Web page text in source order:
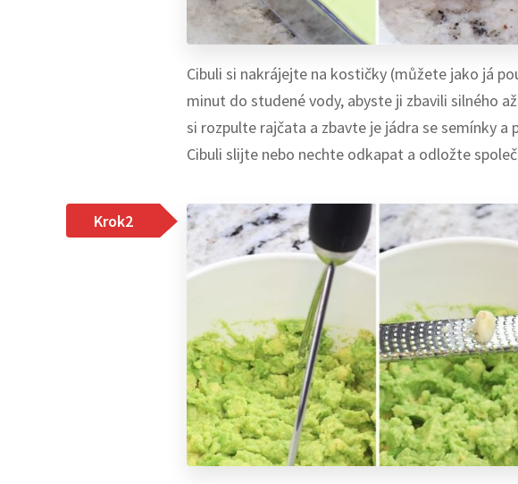
Cibuli si nakrájejte na kostičky (můžete jako já
minut do studené vody, abyste ji zbavili silného
si rozpulte rajčata a zbavte je jádra se semínky
Cibuli slijte nebo nechte odkapat a odložte
Krok2